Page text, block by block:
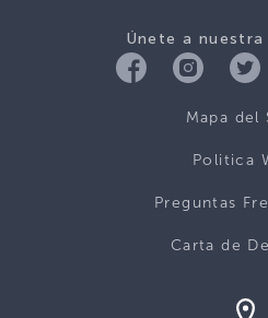
Únete a nuestra
Mapa del
Politica
Preguntas
Carta de